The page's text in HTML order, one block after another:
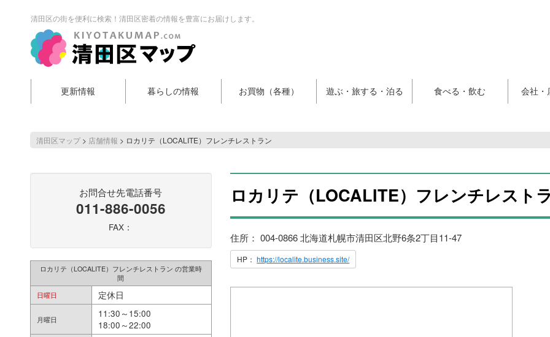
清田区の街を便利に検索！清田区密着の情報を豊富にお届けします。
更新情報 暮らしの情報 お買物（各種） 遊ぶ・旅する・泊る 食べる・飲む 会社・
清田区マップ> 店舗情報 > ロカリテ（LOCALITE）フレンチレストラン
お問合せ先電話番号
011-886-0056
FAX：
ロカリテ（LOCALITE）フレンチレストラン の営業時
間
日曜日 定休日
月曜日
11:30～15:00
18:00～22:00
ロカリテ（LOCALITE）フレンチレスト
住所： 004-0866 北海道札幌市清田区北野6条2丁目11-47
HP：https://localite.business.site/